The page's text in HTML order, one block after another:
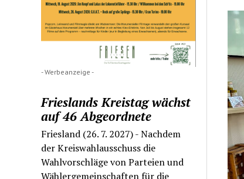
- Werbeanzeige -
Frieslands Kreistag wächst
auf 46 Abgeordnete
Friesland (26. 7. 2027) - Nachdem
der Kreiswahlausschuss die
Wahlvorschläge von Parteien und
Wählergemeinschaften für die